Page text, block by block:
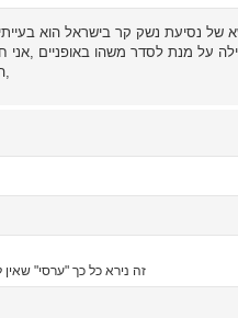
של נסיעת נשק קר בישראל הוא
על מנת לסדר משהו באופניים ,אני
זה נירא כל כך "ערסי"